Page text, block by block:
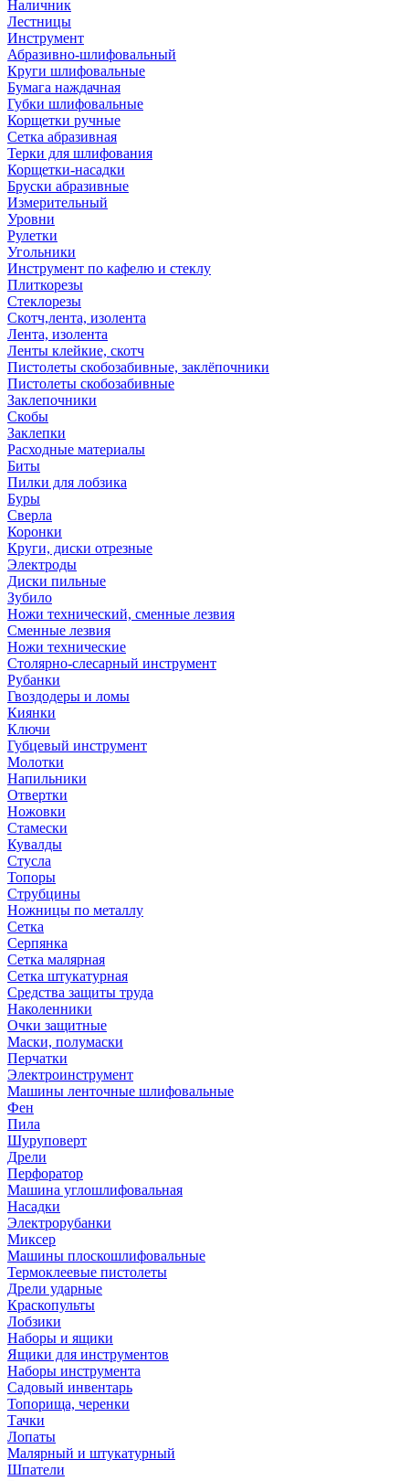
Наличник
Лестницы
Инструмент
Абразивно-шлифовальный
Круги шлифовальные
Бумага наждачная
Губки шлифовальные
Корщетки ручные
Сетка абразивная
Терки для шлифования
Корщетки-насадки
Бруски абразивные
Измерительный
Уровни
Рулетки
Угольники
Инструмент по кафелю и стеклу
Плиткорезы
Стеклорезы
Скотч,лента, изолента
Лента, изолента
Ленты клейкие, скотч
Пистолеты скобозабивные, заклёпочники
Пистолеты скобозабивные
Заклепочники
Скобы
Заклепки
Расходные материалы
Биты
Пилки для лобзика
Буры
Сверла
Коронки
Круги, диски отрезные
Электроды
Диски пильные
Зубило
Ножи технический, сменные лезвия
Сменные лезвия
Ножи технические
Столярно-слесарный инструмент
Рубанки
Гвоздодеры и ломы
Киянки
Ключи
Губцевый инструмент
Молотки
Напильники
Отвертки
Ножовки
Стамески
Кувалды
Стусла
Топоры
Струбцины
Ножницы по металлу
Сетка
Серпянка
Сетка малярная
Сетка штукатурная
Средства защиты труда
Наколенники
Очки защитные
Маски, полумаски
Перчатки
Электроинструмент
Машины ленточные шлифовальные
Фен
Пила
Шуруповерт
Дрели
Перфоратор
Машина углошлифовальная
Насадки
Электрорубанки
Миксер
Машины плоскошлифовальные
Термоклеевые пистолеты
Дрели ударные
Краскопульты
Лобзики
Наборы и ящики
Ящики для инструментов
Наборы инструмента
Садовый инвентарь
Топорища, черенки
Тачки
Лопаты
Малярный и штукатурный
Шпатели